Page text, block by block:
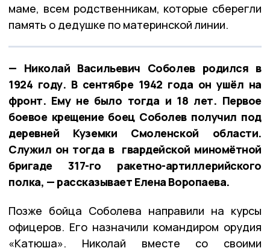
маме, всем родственникам, которые сберегли
память о дедушке по материнской линии.
— Николай Васильевич Соболев родился в
1924 году. В сентябре 1942 года он ушёл на
фронт. Ему не было тогда и 18 лет. Первое
боевое крещение боец Соболев получил под
деревней Куземки Смоленской области.
Служил он тогда в гвардейской миномётной
бригаде 317-го ракетно-артиллерийского
полка, — рассказывает Елена Воропаева.
Позже бойца Соболева направили на курсы
офицеров. Его назначили командиром орудия
«Катюша». Николай вместе со своими